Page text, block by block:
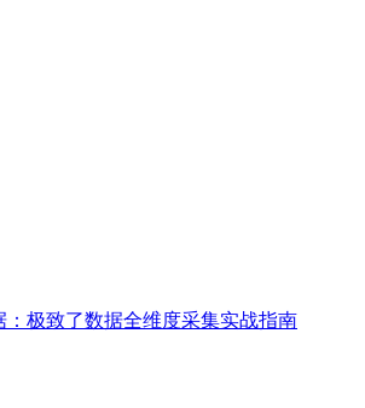
：极致了数据全维度采集实战指南